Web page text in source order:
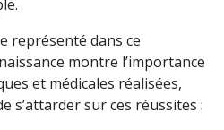
représenté dans ce
montre l’importance
et médicales réalisées,
s’attarder sur ces réussites :